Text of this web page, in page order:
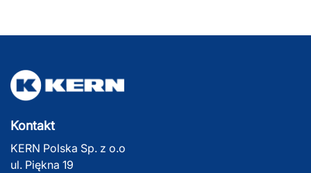
Kontakt
KERN Polska Sp. z o.o
ul. Piękna 19